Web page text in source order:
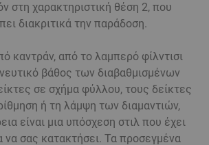
στη χαρακτηριστική θέση 2, που
διακριτικά την παράδοση.
καντράν, από το λαμπερό φίλντισι
βάθος των διαβαθμισμένων
σε σχήμα φύλλου, τους δείκτες
ή τη λάμψη των διαμαντιών,
είναι μια υπόσχεση στιλ που έχει
να σας κατακτήσει. Τα προσεγμένα